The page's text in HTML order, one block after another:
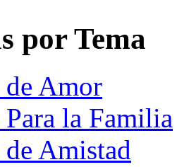
por Tema
de Amor
Para la Familia
de Amistad